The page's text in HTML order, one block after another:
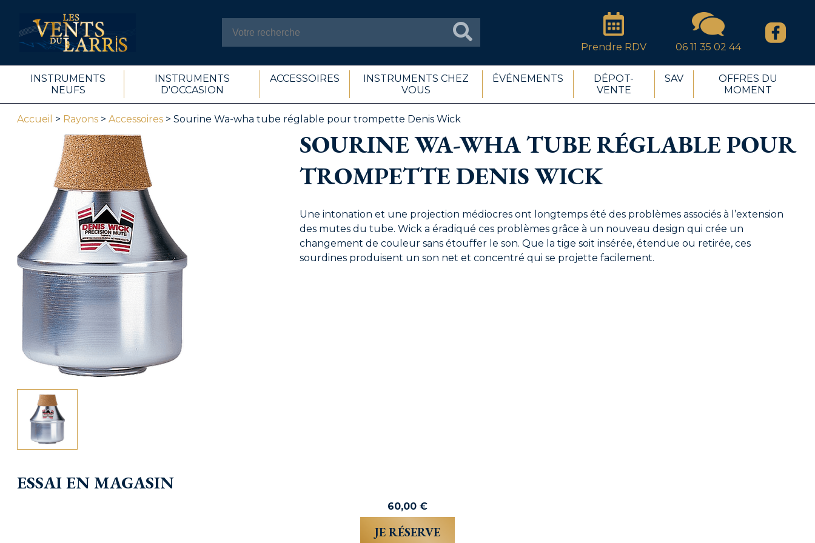
Prendre RDV 06 11 35 02 44
INSTRUMENTS
NEUFS
INSTRUMENTS
D'OCCASION
ACCESSOIRES
INSTRUMENTS CHEZ
VOUS
ÉVÉNEMENTS
DÉPOT-
VENTE
SAV
OFFRES DU
MOMENT
Accueil > Rayons > Accessoires > Sourine Wa-wha tube réglable pour trompette Denis Wick
SOURINE WA-WHA TUBE RÉGLABLE POUR
TROMPETTE DENIS WICK
Une intonation et une projection médiocres ont longtemps été des problèmes associés à l’extension
des mutes du tube. Wick a éradiqué ces problèmes grâce à un nouveau design qui crée un
changement de couleur sans étouffer le son. Que la tige soit insérée, étendue ou retirée, ces
sourdines produisent un son net et concentré qui se projette facilement.
ESSAI EN MAGASIN
60,00 €